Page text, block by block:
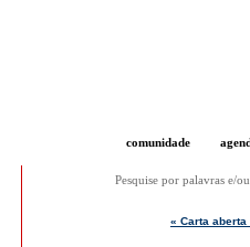
comunidade
Pesquise por palavras e/
« Carta aberta